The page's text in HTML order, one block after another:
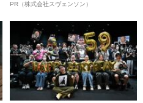
オイ”や“ベタつき”を解消す
ト”が生み出した徹底ケアとは
PR（株式会社スヴェンソン）